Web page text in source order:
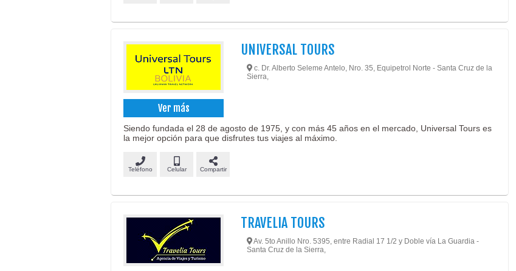
Ver más
UNIVERSAL TOURS
c. Dr. Alberto Seleme Antelo, Nro. 35, Equipetrol Norte - Santa Cruz de la
Sierra,
Siendo fundada el 28 de agosto de 1975, y con más 45 años en el mercado, Universal Tours es
la mejor opción para que disfrutes tus viajes al máximo.
Teléfono Celular Compartir
TRAVELIA TOURS
Av. 5to Anillo Nro. 5395, entre Radial 17 1/2 y Doble vía La Guardia -
Santa Cruz de la Sierra,